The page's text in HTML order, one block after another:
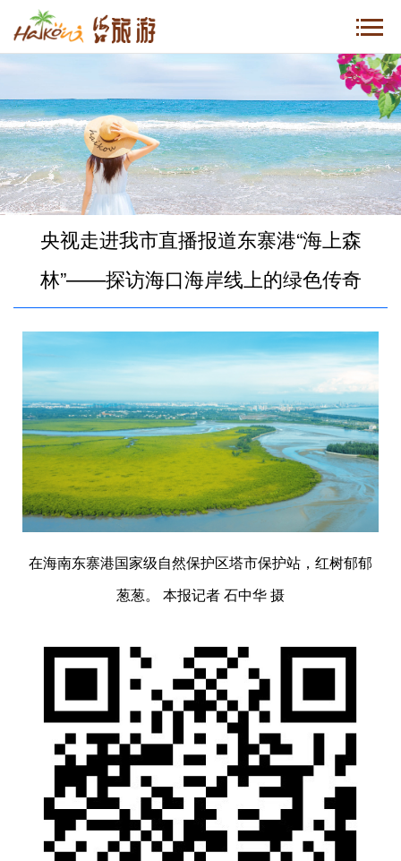
央视走进我市直播报道东寨港“海上森
林”——探访海口海岸线上的绿色传奇
在海南东寨港国家级自然保护区塔市保护站，红树郁郁
葱葱。 本报记者 石中华 摄